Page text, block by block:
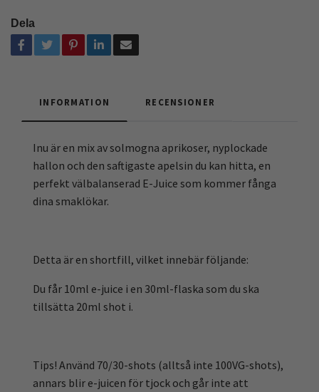
Dela
INFORMATION RECENSIONER
Inu är en mix av solmogna aprikoser, nyplockade
hallon och den saftigaste apelsin du kan hitta, en
perfekt välbalanserad E-Juice som kommer fånga
dina smaklökar.
Detta är en shortfill, vilket innebär följande:
Du får 10ml e-juice i en 30ml-flaska som du ska
tillsätta 20ml shot i.
Tips! Använd 70/30-shots (alltså inte 100VG-shots),
annars blir e-juicen för tjock och går inte att